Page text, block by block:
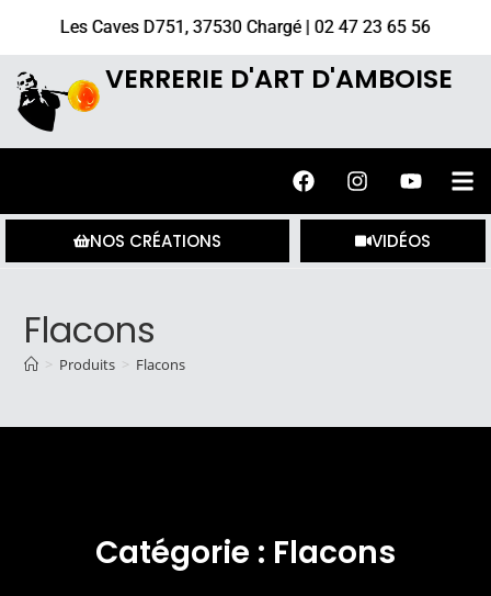
Les Caves D751, 37530 Chargé | 02 47 23 65 56
VERRERIE D'ART D'AMBOISE
NOS CRÉATIONS VIDÉOS
Flacons
> Produits > Flacons
Catégorie : Flacons